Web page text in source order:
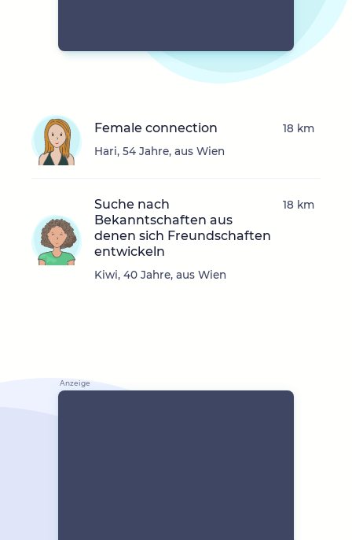
Female connection
Hari, 54 Jahre, aus Wien
18 km
Suche nach
Bekanntschaften aus
denen sich Freundschaften
entwickeln
Kiwi, 40 Jahre, aus Wien
18 km